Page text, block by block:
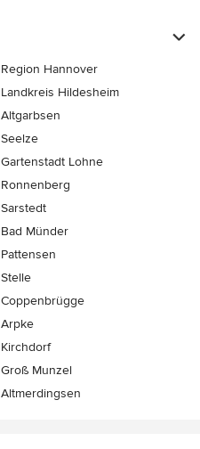
Region Hannover
Landkreis Hildesheim
Altgarbsen
Seelze
Gartenstadt Lohne
Ronnenberg
Sarstedt
Bad Münder
Pattensen
Stelle
Coppenbrügge
Arpke
Kirchdorf
Groß Munzel
Altmerdingsen